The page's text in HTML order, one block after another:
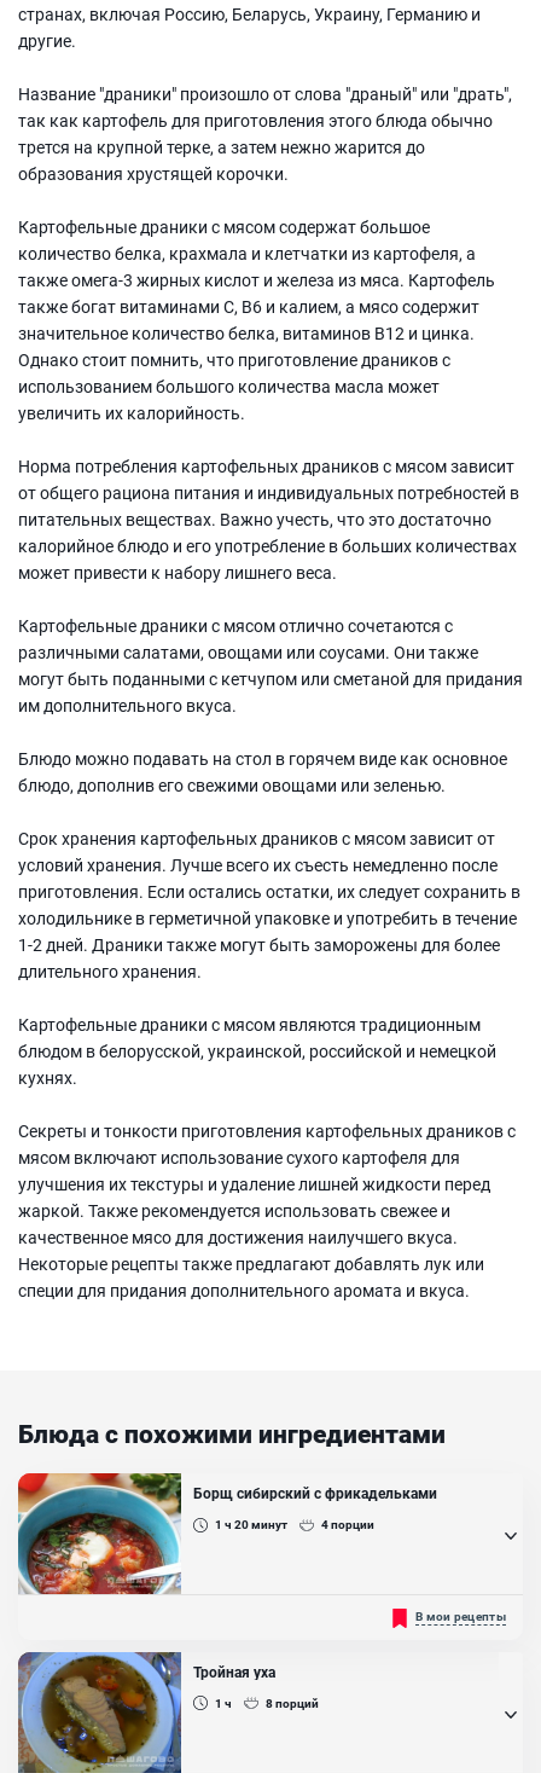
странах, включая Россию, Беларусь, Украину, Германию и
другие.
Название "драники" произошло от слова "драный" или "драть",
так как картофель для приготовления этого блюда обычно
трется на крупной терке, а затем нежно жарится до
образования хрустящей корочки.
Картофельные драники с мясом содержат большое
количество белка, крахмала и клетчатки из картофеля, а
также омега-3 жирных кислот и железа из мяса. Картофель
также богат витаминами C, B6 и калием, а мясо содержит
значительное количество белка, витаминов B12 и цинка.
Однако стоит помнить, что приготовление драников с
использованием большого количества масла может
увеличить их калорийность.
Норма потребления картофельных драников с мясом зависит
от общего рациона питания и индивидуальных потребностей в
питательных веществах. Важно учесть, что это достаточно
калорийное блюдо и его употребление в больших количествах
может привести к набору лишнего веса.
Картофельные драники с мясом отлично сочетаются с
различными салатами, овощами или соусами. Они также
могут быть поданными с кетчупом или сметаной для придания
им дополнительного вкуса.
Блюдо можно подавать на стол в горячем виде как основное
блюдо, дополнив его свежими овощами или зеленью.
Срок хранения картофельных драников с мясом зависит от
условий хранения. Лучше всего их съесть немедленно после
приготовления. Если остались остатки, их следует сохранить в
холодильнике в герметичной упаковке и употребить в течение
1-2 дней. Драники также могут быть заморожены для более
длительного хранения.
Картофельные драники с мясом являются традиционным
блюдом в белорусской, украинской, российской и немецкой
кухнях.
Секреты и тонкости приготовления картофельных драников с
мясом включают использование сухого картофеля для
улучшения их текстуры и удаление лишней жидкости перед
жаркой. Также рекомендуется использовать свежее и
качественное мясо для достижения наилучшего вкуса.
Некоторые рецепты также предлагают добавлять лук или
специи для придания дополнительного аромата и вкуса.
Блюда с похожими ингредиентами
Борщ сибирский с фрикадельками
1 ч 20минут 4порции
Фрикадельки (маленькие шарики фарша) в супе, добавляют
Ингредиенты:
Фарш свино-говяжий , Свекла, Картофель, Морковь , Лук
репчатый, Чеснок, Фасоль консервированная, Капуста
белокочанная, Помидоры в собственном соку, Петрушка (зелень),
Подсолнечное масло
В мои рецепты
Тройная уха
1 ч 8порций